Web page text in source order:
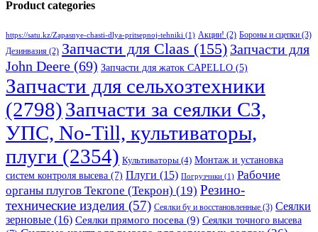
Product categories
https://satu.kz/Zapasnye-chasti-dlya-pritsepnoj-tehniki (1) Акции! (2) Бороны и сцепки (3)
Дезинвазия (2) Запчасти для Claas (155) Запчасти для
John Deere (69) Запчасти для жаток CAPELLO (5)
Запчасти для сельхозтехники
(2798)Запчасти за сеялки СЗ,
УПС, No-Till, культиваторы,
плуги (2354) Культиваторы (4) Монтаж и установка
систем контроля высева (7) Плуги (15) Погрузчики (1) Рабочие
органы плугов Текrоne (Текрон) (19) Резино-
технические изделия (57) Сеялки бу и восстановленные (3) Сеялки
зерновые (16) Сеялки прямого посева (9) Сеялки точного высева